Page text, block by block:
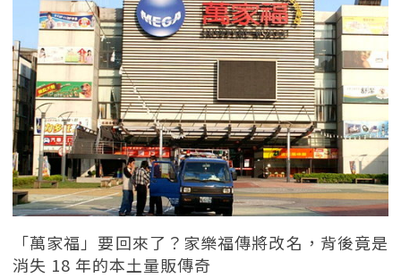
「萬家福」要回來了？家樂福傳將改名，背後竟是
消失 18 年的本土量販傳奇